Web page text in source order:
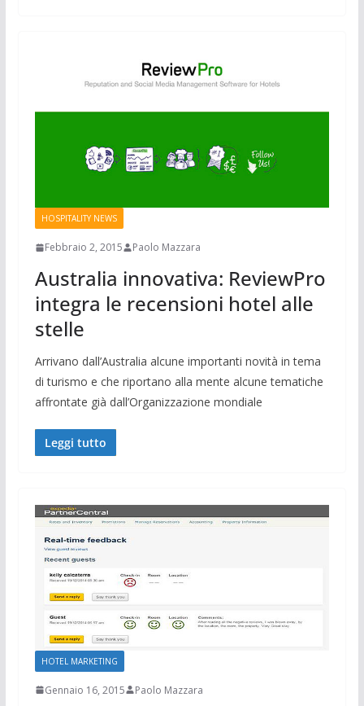
HOSPITALITY NEWS
Febbraio 2, 2015 Paolo Mazzara
Australia innovativa: ReviewPro
integra le recensioni hotel alle
stelle
Arrivano dall’Australia alcune importanti novità in tema
di turismo e che riportano alla mente alcune tematiche
affrontate già dall’Organizzazione mondiale
Leggi tutto
HOTEL MARKETING
Gennaio 16, 2015 Paolo Mazzara